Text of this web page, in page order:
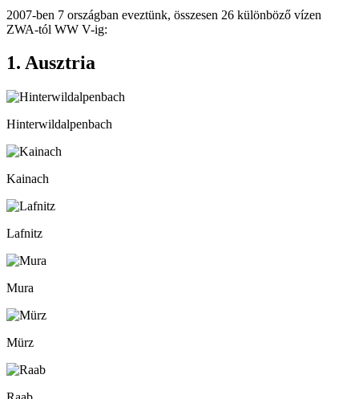
2007-ben 7 országban eveztünk, összesen 26 különböző vízen
ZWA-tól WW V-ig:
1. Ausztria
Hinterwildalpenbach
Kainach
Lafnitz
Mura
Mürz